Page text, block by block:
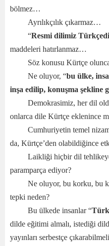
bölmez…
Ayrılıkçılık çıkarmaz…
“Resmi dilimiz
maddeleri hatırlanmaz…
Söz konusu Kürtçe
Ne oluyor, “bu ülke,
inşa edilip, konuşma şekline
Demokrasimiz, her dil
onlarca dile Kürtçe eklenince
Cumhuriyetin temel
da, Kürtçe’den olabildiğince
Laikliği hiçbir dil
paramparça ediyor?
Ne oluyor, bu korku, bu
tepki neden?
Bu ülkede insanlar “
dilde eğitimi almalı, istediği
yayınları serbestçe